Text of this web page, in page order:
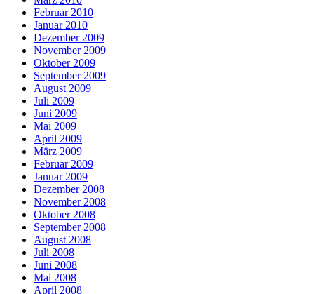
Februar 2010
Januar 2010
Dezember 2009
November 2009
Oktober 2009
September 2009
August 2009
Juli 2009
Juni 2009
Mai 2009
April 2009
März 2009
Februar 2009
Januar 2009
Dezember 2008
November 2008
Oktober 2008
September 2008
August 2008
Juli 2008
Juni 2008
Mai 2008
April 2008